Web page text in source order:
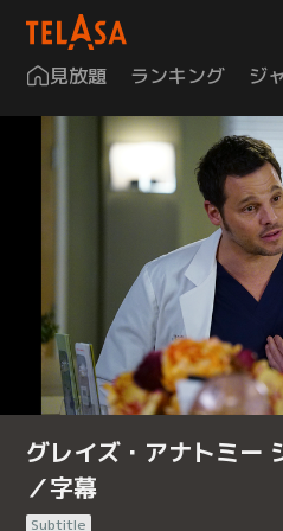
見放題 ランキング ジ
グレイズ・アナトミー
／字幕
Subtitle